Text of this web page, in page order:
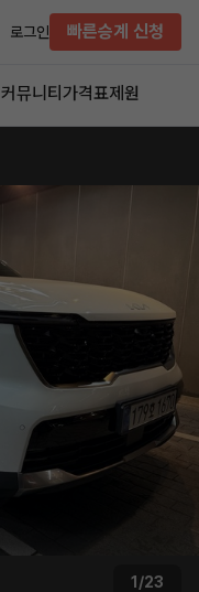
로그인 빠른승계 신청
커뮤니티 가격표제원
1/23